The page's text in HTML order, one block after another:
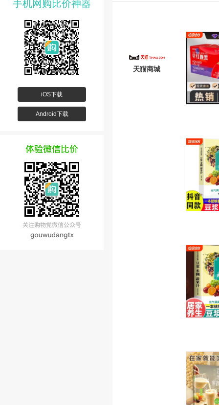
手机网购比价神器
iOS下载
Android下载
天猫商城